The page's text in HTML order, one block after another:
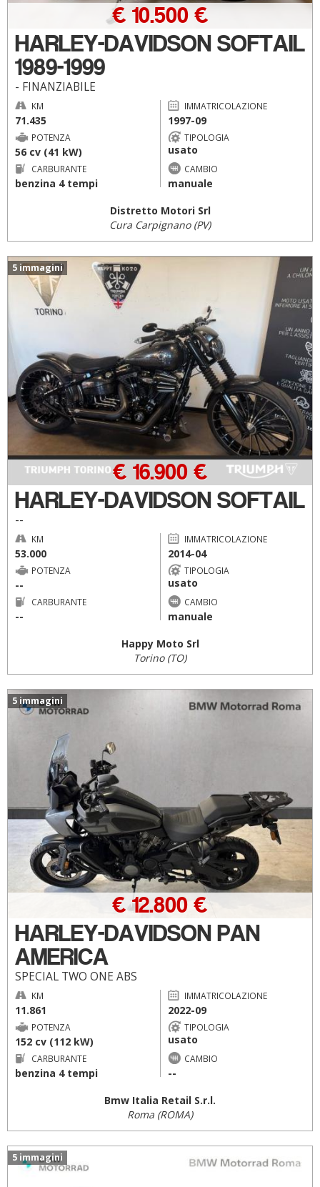
HARLEY-DAVIDSON SOFTAIL
1989-1999
- FINANZIABILE
€ 10.500 €
KM
71.435
IMMATRICOLAZIONE
1997-09
POTENZA
56 cv (41 kW)
TIPOLOGIA
usato
CARBURANTE
benzina 4 tempi
CAMBIO
manuale
Distretto Motori Srl
Cura Carpignano (PV)
5 immagini
HARLEY-DAVIDSON SOFTAIL
--
€ 16.900 €
KM
53.000
IMMATRICOLAZIONE
2014-04
POTENZA
--
TIPOLOGIA
usato
CARBURANTE
--
CAMBIO
manuale
Happy Moto Srl
Torino (TO)
5 immagini
HARLEY-DAVIDSON PAN
AMERICA
SPECIAL TWO ONE ABS
€ 12.800 €
KM
11.861
IMMATRICOLAZIONE
2022-09
POTENZA
152 cv (112 kW)
TIPOLOGIA
usato
CARBURANTE
benzina 4 tempi
CAMBIO
--
Bmw Italia Retail S.r.l.
Roma (ROMA)
5 immagini